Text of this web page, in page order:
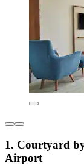
1. Courtyard
Airport